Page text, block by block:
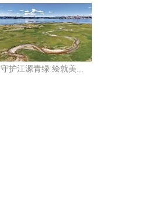
守护江源青绿 绘就美...